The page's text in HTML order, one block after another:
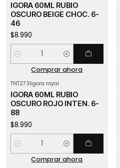
IGORA 60ML RUBIO
OSCURO BEIGE CHOC. 6-
46
$8.990
Cantidad
Comprar ahora
TNT273|igora royal
IGORA 60ML RUBIO
OSCURO ROJO INTEN. 6-
88
$8.990
Cantidad
Comprar ahora